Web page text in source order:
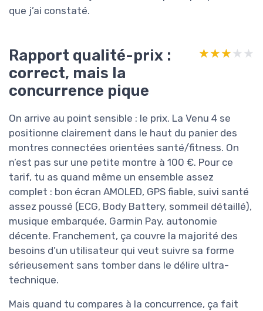
que j’ai constaté.
Rapport qualité-prix :
correct, mais la
concurrence pique
★★★★★
★★★★★
On arrive au point sensible : le prix. La Venu 4 se
positionne clairement dans le haut du panier des
montres connectées orientées santé/fitness. On
n’est pas sur une petite montre à 100 €. Pour ce
tarif, tu as quand même un ensemble assez
complet : bon écran AMOLED, GPS fiable, suivi santé
assez poussé (ECG, Body Battery, sommeil détaillé),
musique embarquée, Garmin Pay, autonomie
décente. Franchement, ça couvre la majorité des
besoins d’un utilisateur qui veut suivre sa forme
sérieusement sans tomber dans le délire ultra-
technique.
Mais quand tu compares à la concurrence, ça fait